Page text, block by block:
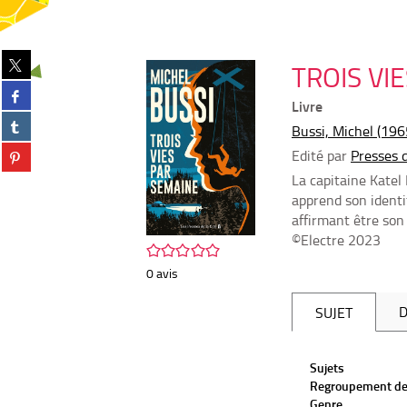
Partager
sur
twitter
(Nouvelle
fenêtre)
Partager
sur
facebook
(Nouvelle
fenêtre)
Partager
sur
tumblr
(Nouvelle
Partager
sur
/5
0avis
TROIS
Livre
Bussi, Michel
Edité par Presses
La capitaine
apprend son
affirmant être son
©Electre 2023
SUJET
Sujets
Regroupement